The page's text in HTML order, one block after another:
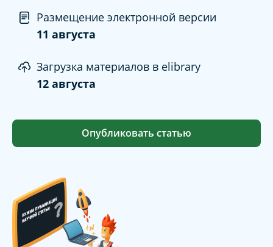
Размещение электронной версии
11 августа
Загрузка материалов в elibrary
12 августа
Опубликовать статью